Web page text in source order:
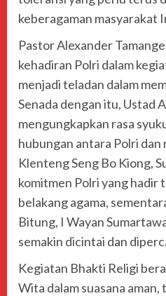
keberagaman masyarakat
Pastor Alexander
kehadiran Polri dalam
menjadi teladan dalam
Senada dengan itu, Ustad
mengungkapkan rasa
hubungan antara Polri dan
Klenteng Seng Bo Kiong,
komitmen Polri yang hadir
belakang agama,
Bitung, I Wayan
semakin dicintai dan
Kegiatan Bhakti Religi
Wita dalam suasana